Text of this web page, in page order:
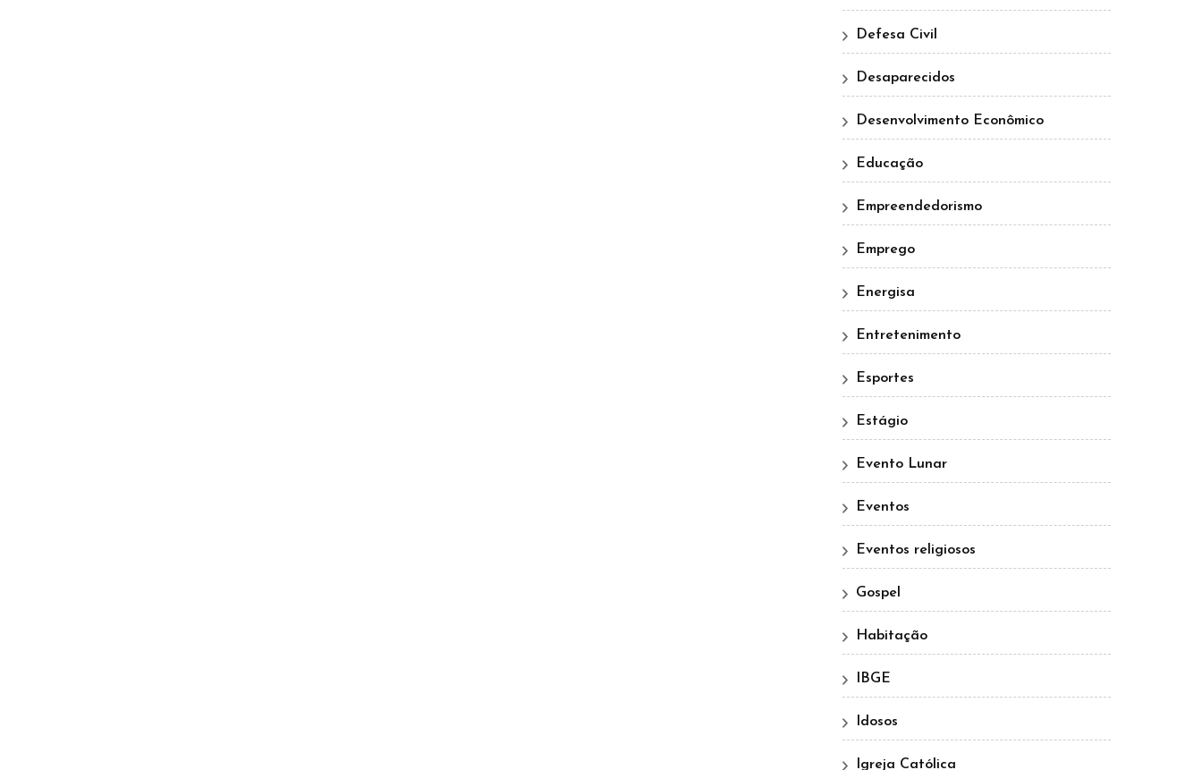
Defesa Civil
Desaparecidos
Desenvolvimento Econômico
Educação
Empreendedorismo
Emprego
Energisa
Entretenimento
Esportes
Estágio
Evento Lunar
Eventos
Eventos religiosos
Gospel
Habitação
IBGE
Idosos
Igreja Católica